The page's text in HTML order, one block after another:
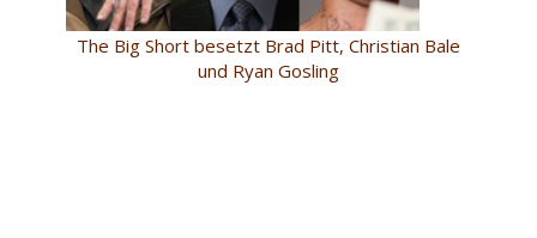
The Big Short besetzt Brad Pitt, Christian Bale
und Ryan Gosling